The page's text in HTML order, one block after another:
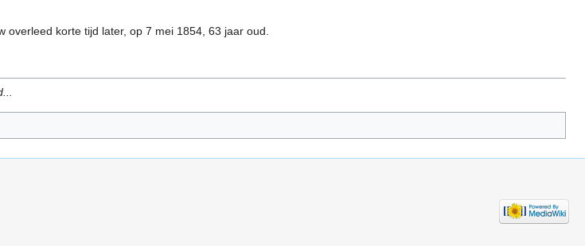
overleed korte tijd later, op 7 mei 1854, 63 jaar oud.